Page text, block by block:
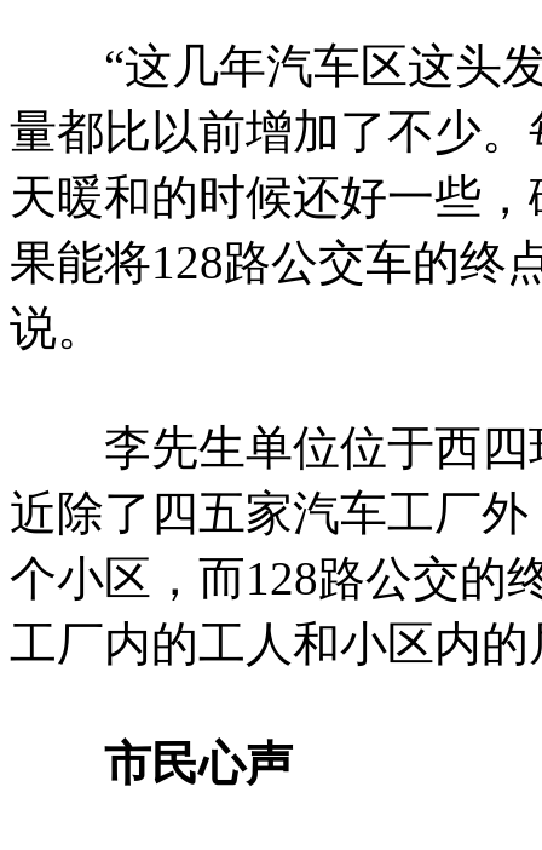
“这几年汽车区这头发
量都比以前增加了不少
天暖和的时候还好一些
果能将128路公交车的终
说。
李先生单位位于西四
近除了四五家汽车工厂
个小区，而128路公交的
工厂内的工人和小区内
市民心声